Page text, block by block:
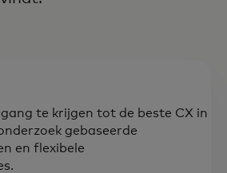
te krijgen tot de beste CX in
gebaseerde
en flexibele